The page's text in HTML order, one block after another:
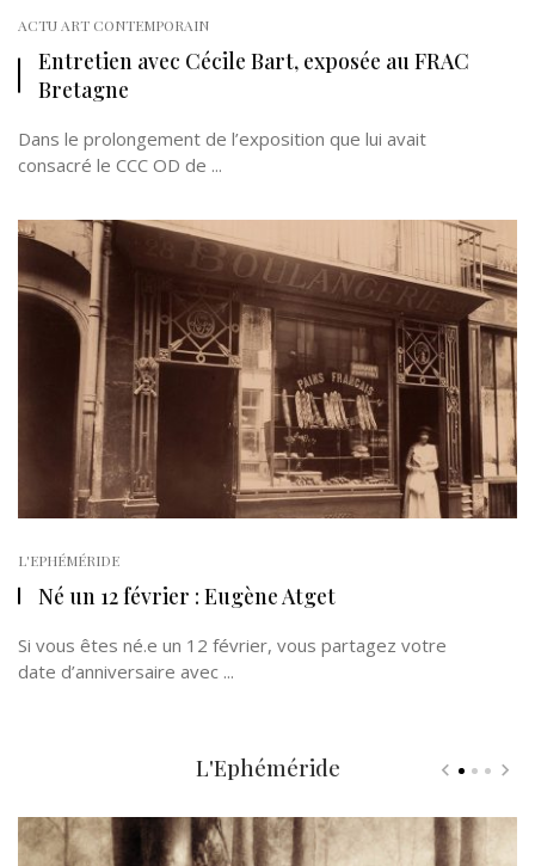
ACTU ART CONTEMPORAIN
Entretien avec Cécile Bart, exposée au FRAC
Bretagne
Dans le prolongement de l’exposition que lui avait
consacré le CCC OD de ...
L'EPHÉMÉRIDE
Né un 12 février : Eugène Atget
Si vous êtes né.e un 12 février, vous partagez votre
date d’anniversaire avec ...
L'Ephéméride